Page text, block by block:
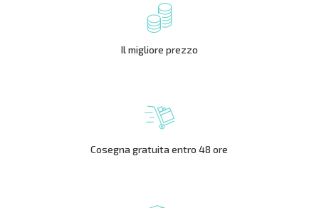
Il migliore prezzo
Cosegna gratuita entro 48 ore